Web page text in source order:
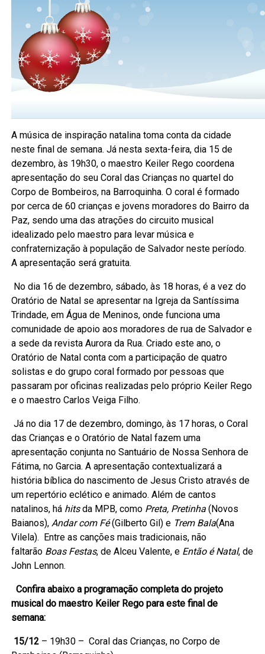
A música de inspiração natalina toma conta da cidade
neste final de semana. Já nesta sexta-feira, dia 15 de
dezembro, às 19h30, o maestro Keiler Rego coordena
apresentação do seu Coral das Crianças no quartel do
Corpo de Bombeiros, na Barroquinha. O coral é formado
por cerca de 60 crianças e jovens moradores do Bairro da
Paz, sendo uma das atrações do circuito musical
idealizado pelo maestro para levar música e
confraternização à população de Salvador neste período.
A apresentação será gratuita.
No dia 16 de dezembro, sábado, às 18 horas, é a vez do
Oratório de Natal se apresentar na Igreja da Santíssima
Trindade, em Água de Meninos, onde funciona uma
comunidade de apoio aos moradores de rua de Salvador e
a sede da revista Aurora da Rua. Criado este ano, o
Oratório de Natal conta com a participação de quatro
solistas e do grupo coral formado por pessoas que
passaram por oficinas realizadas pelo próprio Keiler Rego
e o maestro Carlos Veiga Filho.
Já no dia 17 de dezembro, domingo, às 17 horas, o Coral
das Crianças e o Oratório de Natal fazem uma
apresentação conjunta no Santuário de Nossa Senhora de
Fátima, no Garcia. A apresentação contextualizará a
história bíblica do nascimento de Jesus Cristo através de
um repertório eclético e animado. Além de cantos
natalinos, há hitsda MPB, como Preta, Pretinha (Novos
Baianos),Andar com Fé(Gilberto Gil) e Trem Bala(Ana
Vilela).
Entre as canções mais tradicionais, não
faltarão Boas Festas, de Alceu Valente, e Então é Natal, de
John Lennon.
Confira abaixo a programação completa do projeto
musical do maestro Keiler Rego para este final de
semana:
15/12 – 19h30 – Coral das Crianças, no Corpo de